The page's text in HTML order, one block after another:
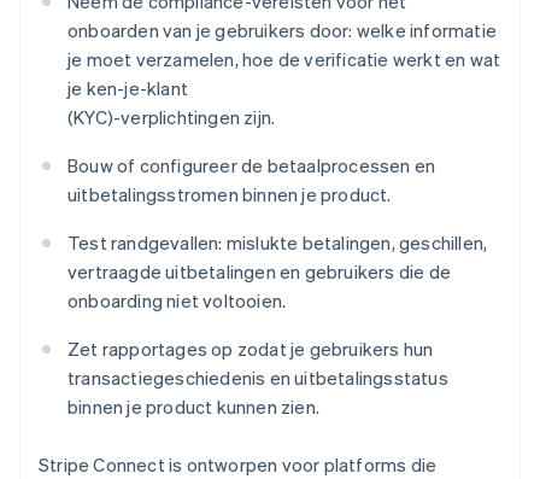
onboarden van je gebruikers door: welke informatie
je moet verzamelen, hoe de verificatie werkt en wat
je ken-je-klant
(KYC)-verplichtingen zijn.
Bouw of configureer de betaalprocessen en
uitbetalingsstromen binnen je product.
Test randgevallen: mislukte betalingen, geschillen,
vertraagde uitbetalingen en gebruikers die de
onboarding niet voltooien.
Zet rapportages op zodat je gebruikers hun
transactiegeschiedenis en uitbetalingsstatus
binnen je product kunnen zien.
Stripe Connect is ontworpen voor platforms die